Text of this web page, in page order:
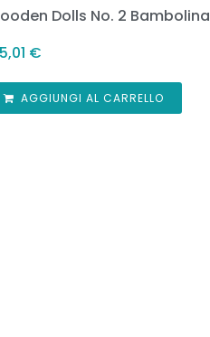
Dolls No. 2 Bambolina
€
AGGIUNGI AL CARRELLO